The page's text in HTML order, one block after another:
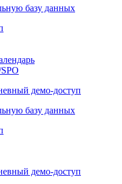
базу данных
базу данных